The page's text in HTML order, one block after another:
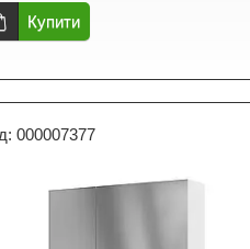
Купити
000007377